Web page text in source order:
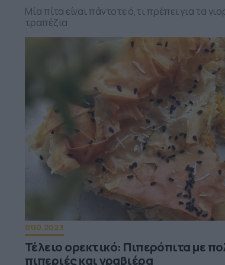
Μία πίτα είναι πάντοτε ό,τι πρέπει για τα
τραπέζια
01.10.2023
Τέλειο ορεκτικό: Πιπερόπιτα με
πιπεριές και γραβιέρα